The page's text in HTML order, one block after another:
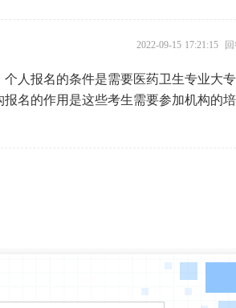
2022-09-15 17:21:15 回
人报名的条件是需要医药卫生专业大专
名的作用是这些考生需要参加机构的培